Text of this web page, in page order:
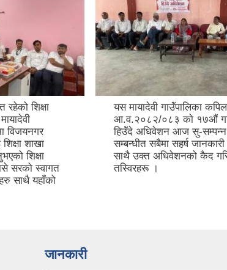
रहेको शिक्षा
विजयनगर
शाखा
शिक्षा
सरको स्वागत
साथै यहाँको
यस मायादेवी गाउॅंपालिका
आ.व.२०८२/०८३ को १७औं
हिउॅंदे अधिवेशन आज सु-
सम्बन्धीत सबैमा सहर्ष
साथै उक्त अधिवेशनको कैद
तस्विरहरू ।
जानकारी